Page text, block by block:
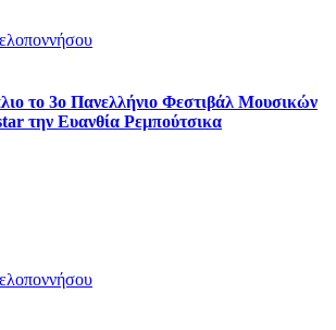
το 3ο Πανελλήνιο Φεστιβάλ Μουσικών
την Ευανθία Ρεμπούτσικα